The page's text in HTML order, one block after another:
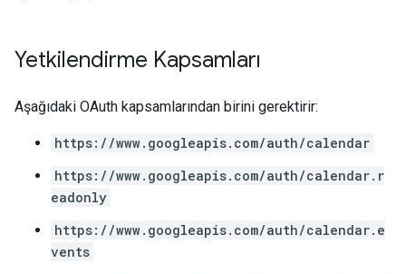
Yetkilendirme Kapsamları
Aşağıdaki OAuth kapsamlarından birini gerektirir:
https://www.googleapis.com/auth/calendar
https://www.googleapis.com/auth/calendar.r
eadonly
https://www.googleapis.com/auth/calendar.e
vents